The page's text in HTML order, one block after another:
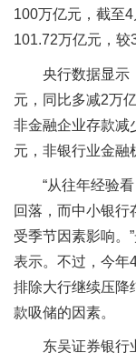
100万亿元，截至
101.72万亿元，较
央行数据显示
元，同比多减2万
非金融企业存款减
元，非银行业金融
“从往年经验
回落，而中小银行
受季节因素影响。
表示。不过，今年
排除大行继续压降
款吸储的因素。
东吴证券银行